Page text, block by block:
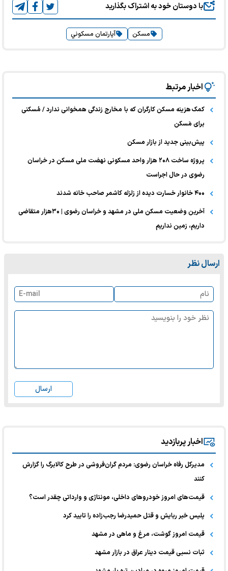
با دوستان خود به اشتراک بگذارید
مسکن آپارتمان مسكوني
اخبار مرتبط
کمک هزینه مسکن کارگران که با مخارج زندگی همخوانی ندارد / مُسکنی
برای مَسکن
پیش‌بینی جدید از بازار مسکن
پروژه ساخت ۲۰۸ هزار واحد مسکونی نهضت ملی مسکن در خراسان
رضوی در حال اجراست
۴۰۰ خانوار خسارت دیده از زلزله کاشمر صاحب خانه شدند
آخرین وضعیت مسکن ملی در مشهد و خراسان رضوی | ۳۰هزار متقاضی
داریم، زمین نداریم
ارسال نظر
ارسال
اخبار پربازدید
مدیرکل رفاه خراسان رضوی: مردم گران‌فروشی در طرح کالابرگ را گزارش
کنند
قیمت‌های امروز خودرو‌های داخلی، مونتاژی و وارداتی چقدر است؟
پلیس خبر ربایش و قتل حمیدرضا رجب‌زاده را تایید کرد
قیمت امروز گوشت، مرغ و ماهی در مشهد
ثبات نسبی قیمت دینار عراق در بازار مشهد